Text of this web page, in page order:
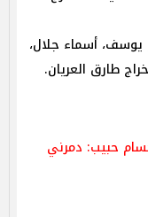
يوسف، أسماء جلال،
طارق العريان.
حبيب: دمرني